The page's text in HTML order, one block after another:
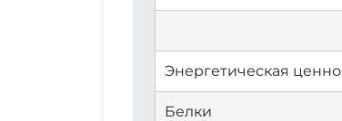
Энергетическая
Белки